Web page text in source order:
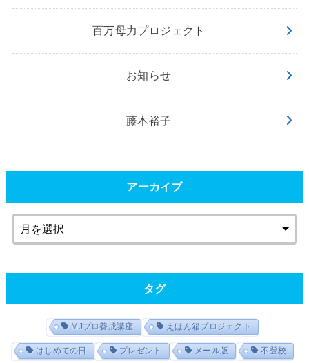
百万母力プロジェクト
お知らせ
藤本裕子
アーカイブ
タグ
MJプロ養成講座 えほん箱プロジェクト
はじめての日 プレゼント メール版 不登校